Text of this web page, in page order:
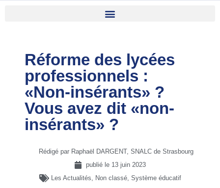
Réforme des lycées
professionnels :
«Non-insérants» ?
Vous avez dit «non-
insérants» ?
Rédigé par Raphaël DARGENT, SNALC de Strasbourg
publié le 13 juin 2023
Les Actualités, Non classé, Système éducatif